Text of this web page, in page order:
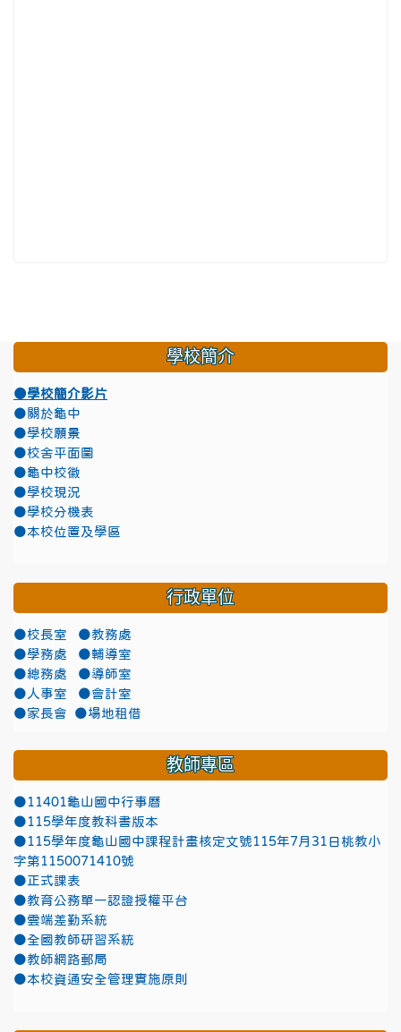
學校簡介
●學校簡介影片
●關於龜中
●學校願景
●校舍平面圖
●龜中校徽
●學校現況
●學校分機表
●本校位置及學區
行政單位
●校長室
●教務處
●學務處
●輔導室
●總務處
●導師室
●人事室
●會計室
●家長會
●場地租借
教師專區
●11401龜山國中行事曆
●115學年度教科書版本
●115學年度龜山國中課程計畫核定文號115年7月31日桃教小
字第1150071410號
●正式課表
●教育公務單一認證授權平台
●雲端差勤系統
●全國教師研習系統
●教師網路郵局
●本校資通安全管理實施原則